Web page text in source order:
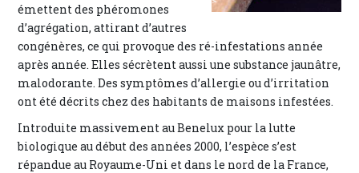
émettent des phéromones
d’agrégation, attirant d’autres
congénères, ce qui provoque des ré-infestations année
après année. Elles sécrètent aussi une substance jaunâtre,
malodorante. Des symptômes d’allergie ou d’irritation
ont été décrits chez des habitants de maisons infestées.
Introduite massivement au Benelux pour la lutte
biologique au début des années 2000, l’espèce s’est
répandue au Royaume-Uni et dans le nord de la France,